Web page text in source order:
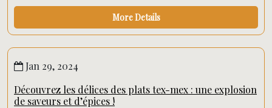
More Details
Jan 29, 2024
Découvrez les délices des plats tex-mex : une explosion
de saveurs et d’épices !